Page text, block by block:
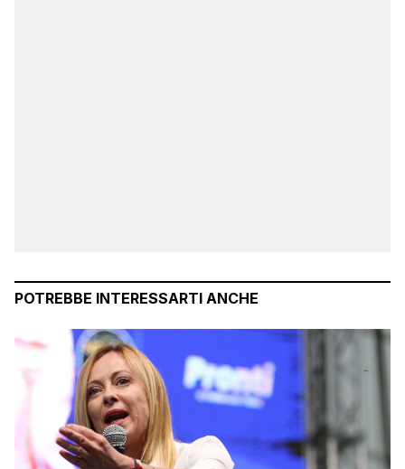
POTREBBE INTERESSARTI ANCHE